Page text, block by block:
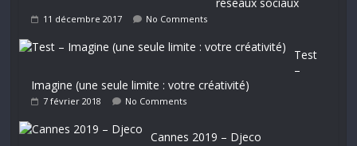
11 décembre 2017 No Comments
Test
–
Imagine (une seule limite : votre créativité)
7 février 2018 No Comments
Cannes 2019 – Djeco